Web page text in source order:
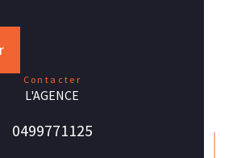
contacter
L'AGENCE
0499771125